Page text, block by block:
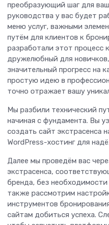
преобразующий шаг для
руководства у вас будет
меню услуг, важными
путём для клиентов к
разработали этот
дружелюбный для
значительный прогресс на
простую идею в
точно отражает вашу
Мы разбили технический
начиная с фундамента. Вы
создать сайт экстрасенса
WordPress-хостинг для
Далее мы проведём вас
экстрасенса,
бренда, без
также рассмотрим
инструментов
сайтам добиться успеха.